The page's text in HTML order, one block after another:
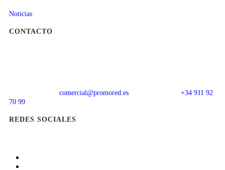
Noticias
CONTACTO
comercial@promored.es
+34 911 92
70 99
REDES SOCIALES